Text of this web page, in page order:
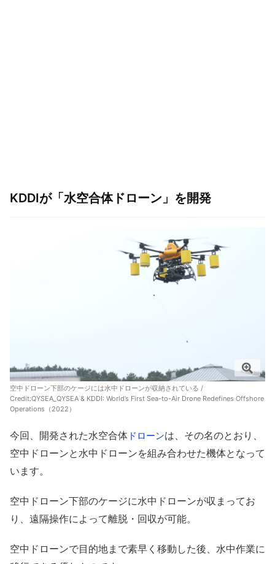
KDDIが「水空合体ドローン」を開発
空中ドローン下部のケージには水中ドローンが収納されている /
Credit:QYSEA_QYSEA & KDDI: World’s First Sea-to-Air Drone Redefines Offshore
Operations（2022）
今回、開発された水空合体 ドローンは、その名のとおり、
空中ドローンと水中ドローンを組み合わせた機体となって
います。
空中ドローン下部のケージに水中ドローンが収まってお
り、遠隔操作によって離脱・回収が可能。
空中ドローンで目的地まで素早く移動した後、水中作業に